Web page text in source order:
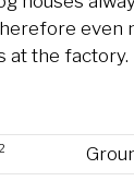
even
at the factory.